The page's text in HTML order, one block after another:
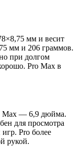
мм и весит
мм и 206 граммов.
при долгом
Pro Max в
Max — 6,9 дюйма.
для просмотра
Pro более
рукой.